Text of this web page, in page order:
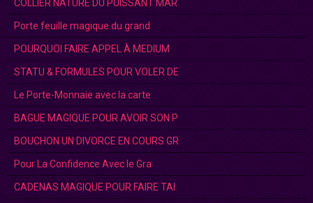
COLLIER NATURE DU PUISSANT MAR
Porte feuille magique du grand
POURQUOI FAIRE APPEL À MEDIUM
STATU & FORMULES POUR VOLER DE
Le Porte-Monnaie avec la carte
BAGUE MAGIQUE POUR AVOIR SON P
BOUCHON UN DIVORCE EN COURS GR
Pour La Confidence Avec le Gra
CADENAS MAGIQUE POUR FAIRE TAI